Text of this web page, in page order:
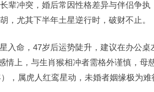
辈冲突，婚后常因性格差异与伴侣争执
，尤其下半年土星逆行时，破财不止。
入命，47岁后运势陡升，建议在办公
情上，与生肖猴相冲者需格外谨慎，母
，属虎人红鸾星动，未婚者姻缘极为难